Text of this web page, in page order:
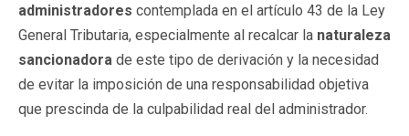
administradores contemplada en el artículo 43 de la Ley
General Tributaria, especialmente al recalcar la naturaleza
sancionadora de este tipo de derivación y la necesidad
de evitar la imposición de una responsabilidad objetiva
que prescinda de la culpabilidad real del administrador.